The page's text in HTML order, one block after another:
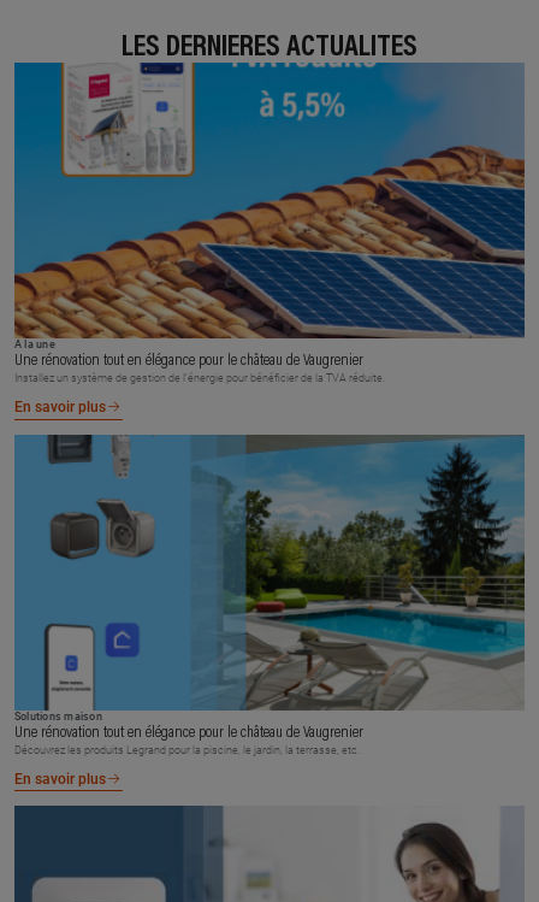
LES DERNIÈRES ACTUALITÉS
À la une
Une rénovation tout en élégance pour le château de Vaugrenier
Installez un système de gestion de l’énergie pour bénéficier de la TVA réduite.
En savoir plus
Solutions maison
Une rénovation tout en élégance pour le château de Vaugrenier
Découvrez les produits Legrand pour la piscine, le jardin, la terrasse, etc.
En savoir plus